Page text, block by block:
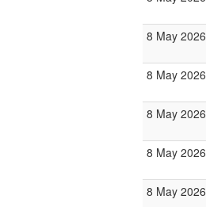
8 May 2026
8 May 2026
8 May 2026
8 May 2026
8 May 2026